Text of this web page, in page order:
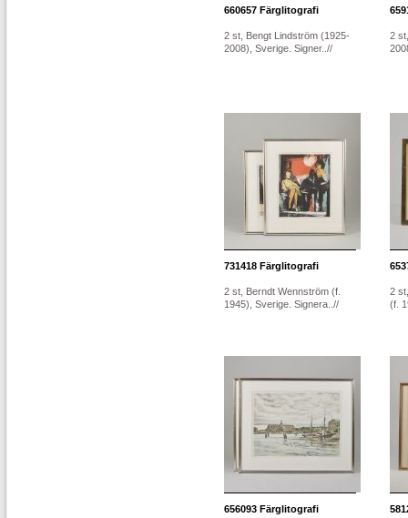
660657 Färglitografi
2 st, Bengt Lindström (1925-
2008), Sverige. Signer..//
2
731418 Färglitografi
2 st, Berndt Wennström (f.
1945), Sverige. Signera..//
2
(f.
656093 Färglitografi